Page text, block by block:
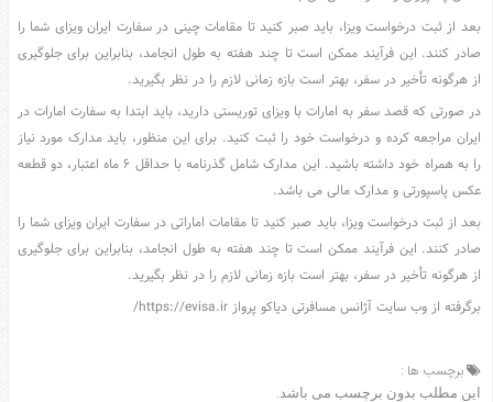
بعد از ثبت درخواست ویزا، باید صبر کنید تا مقامات چینی در سفارت ایران ویزای شما را
صادر کنند. این فرآیند ممکن است تا چند هفته به طول انجامد، بنابراین برای جلوگیری
از هرگونه تأخیر در سفر، بهتر است بازه زمانی لازم را در نظر بگیرید.
در صورتی که قصد سفر به امارات با ویزای توریستی دارید، باید ابتدا به سفارت امارات در
ایران مراجعه کرده و درخواست خود را ثبت کنید. برای این منظور، باید مدارک مورد نیاز
را به همراه خود داشته باشید. این مدارک شامل گذرنامه با حداقل ۶ ماه اعتبار، دو قطعه
عکس پاسپورتی و مدارک مالی می باشد.
بعد از ثبت درخواست ویزا، باید صبر کنید تا مقامات اماراتی در سفارت ایران ویزای شما را
صادر کنند. این فرآیند ممکن است تا چند هفته به طول انجامد، بنابراین برای جلوگیری
از هرگونه تأخیر در سفر، بهتر است بازه زمانی لازم را در نظر بگیرید.
برگرفته از وب سایت آژانس مسافرتی دیاکو پرواز https://evisa.ir/
برچسب ها :
این مطلب بدون برچسب می باشد.